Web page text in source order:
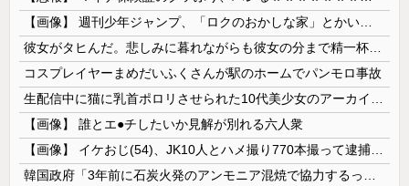
コスプレイヤーまめだいふくさんが駅のホームでパンモロ事故
【画像】 誰とエ●チしたいか見解が別れる六人衆